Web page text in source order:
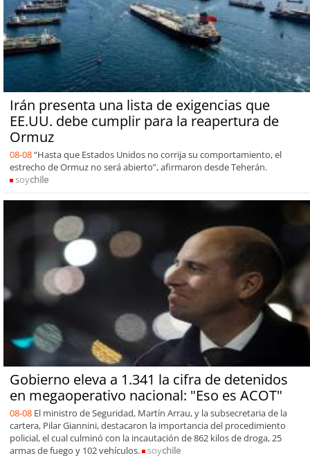
Irán presenta una lista de exigencias que
EE.UU. debe cumplir para la reapertura de
Ormuz
08-08“Hasta que Estados Unidos no corrija su comportamiento, el
estrecho de Ormuz no será abierto”, afirmaron desde Teherán.
soychile
Gobierno eleva a 1.341 la cifra de detenidos
en megaoperativo nacional: "Eso es ACOT"
08-08 El ministro de Seguridad, Martín Arrau, y la subsecretaria de la
cartera, Pilar Giannini, destacaron la importancia del procedimiento
policial, el cual culminó con la incautación de 862 kilos de droga, 25
armas de fuego y 102 vehículos.
soychile